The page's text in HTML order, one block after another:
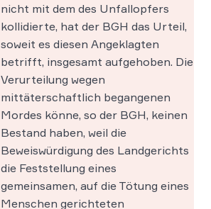
nicht mit dem des Unfallopfers
kollidierte, hat der BGH das Urteil,
soweit es diesen Angeklagten
betrifft, insgesamt aufgehoben. Die
Verurteilung wegen
mittäterschaftlich begangenen
Mordes könne, so der BGH, keinen
Bestand haben, weil die
Beweiswürdigung des Landgerichts
die Feststellung eines
gemeinsamen, auf die Tötung eines
Menschen gerichteten